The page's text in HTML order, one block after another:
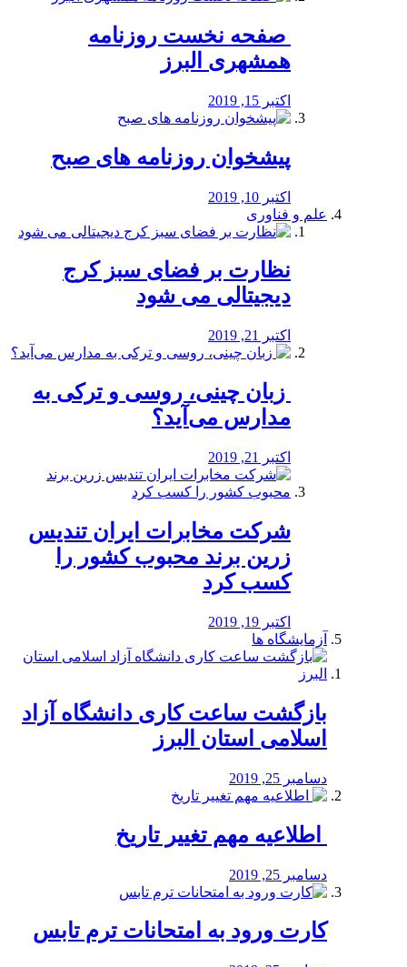
️ صفحه نخست روزنامه‌
همشهری البرز
اکتبر 15, 2019
پیشخوان روزنامه های صبح
اکتبر 10, 2019
علم و فناوری
نظارت بر فضای سبز کرج
دیجیتالی می شود
اکتبر 21, 2019
️ زبان چینی، روسی و ترکی به
مدارس می‌آید؟
اکتبر 21, 2019
شرکت مخابرات ایران تندیس
زرین برند محبوب کشور را
کسب کرد
اکتبر 19, 2019
آزمایشگاه ها
بازگشت ساعت کاری دانشگاه آزاد
اسلامی استان البرز
دسامبر 25, 2019
️ اطلاعیه مهم تغییر تاریخ
دسامبر 25, 2019
کارت ورود به امتحانات ترم تابس